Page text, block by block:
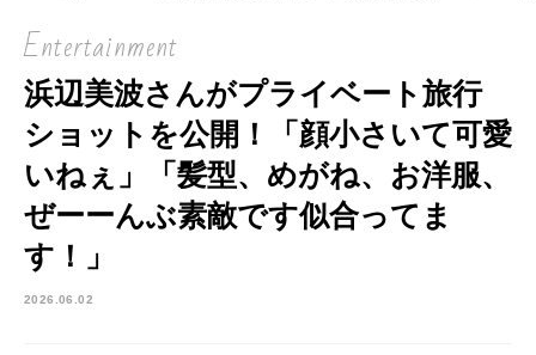
Entertainment
浜辺美波さんがプライベート旅行
ショットを公開！「顔小さいて可愛
いねぇ」「髪型、めがね、お洋服、
ぜーーんぶ素敵です似合ってま
す！」
2026.06.02